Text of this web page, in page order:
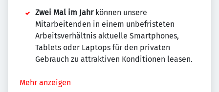
Zwei Mal im Jahrkönnen unsere
Mitarbeitenden in einem unbefristeten
Arbeitsverhältnis aktuelle Smartphones,
Tablets oder Laptops für den privaten
Gebrauch zu attraktiven Konditionen leasen.
Mehr anzeigen